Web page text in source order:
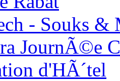
- Souks &
JournÃ©e
d'HÃ´tel